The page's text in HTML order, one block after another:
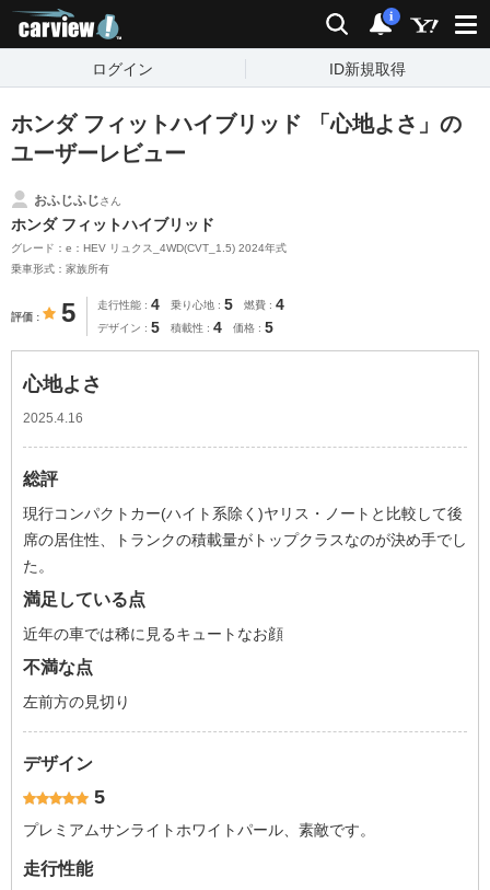
検索 通知
i
ログイン ID新規取得
ホンダ フィットハイブリッド 「心地よさ」の
ユーザーレビュー
おふじふじさん
ホンダ フィットハイブリッド
グレード：e：HEV リュクス_4WD(CVT_1.5) 2024年式
乗車形式：家族所有
評価 5 走行性能 4 乗り心地 5 燃費 4
デザイン 5 積載性 4 価格 5
心地よさ
2025.4.16
総評
現行コンパクトカー(ハイト系除く)ヤリス・ノートと比較して後
席の居住性、トランクの積載量がトップクラスなのが決め手でし
た。
満足している点
近年の車では稀に見るキュートなお顔
不満な点
左前方の見切り
デザイン
5
プレミアムサンライトホワイトパール、素敵です。
走行性能